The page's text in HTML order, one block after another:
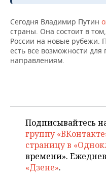
ВОДНЫЕ ВИДЫ
ХОККЕЙ С МЯЧОМ
ОБРАЗОВАНИЕ
ПРОИСШЕСТВИЯ
Сегодня Владимир Путин
страны. Она состоит в
России на новые рубежи.
есть все возможности
направлениям.
Подписывайтесь
группу
страницу в
времени».
«Дзене».